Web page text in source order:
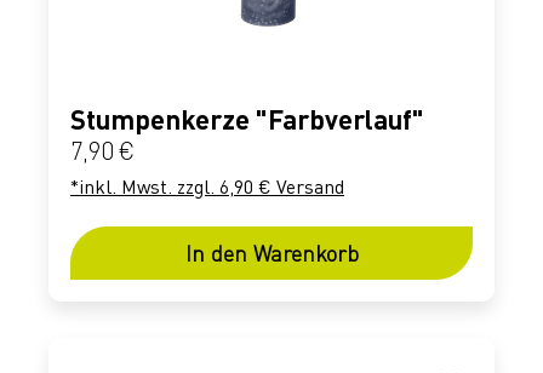
Stumpenkerze "Farbverlauf"
Regulärer Preis:
7,90 €
*inkl. Mwst. zzgl. 6,90 € Versand
In den Warenkorb